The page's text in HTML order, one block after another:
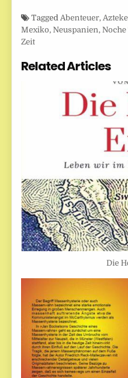
TaggedAbenteuer,
Mexiko,Neuspanien,
Zeit
Related Articles
Die